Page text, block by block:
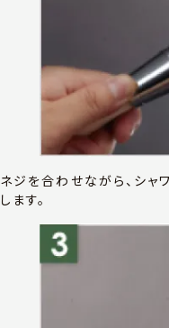
ネジを合わせながら、シャ
します。